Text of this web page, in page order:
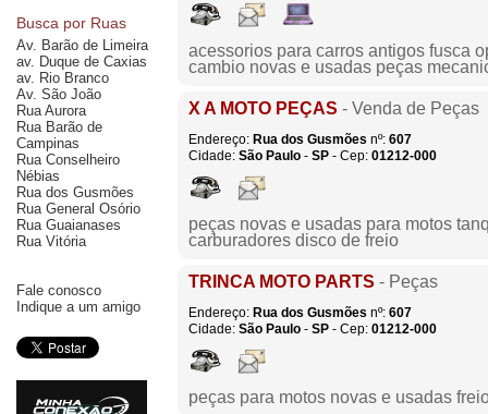
Busca por Ruas
Av. Barão de Limeira
av. Duque de Caxias
av. Rio Branco
Av. São João
Rua Aurora
Rua Barão de
Campinas
Rua Conselheiro
Nébias
Rua dos Gusmões
Rua General Osório
Rua Guaianases
Rua Vitória
Fale conosco
Indique a um amigo
acessorios para carros antigos fusca
cambio novas e usadas peças
X A MOTO PEÇAS - Venda de Peças
Endereço: Rua dos Gusmões nº: 607
Cidade: São Paulo - SP - Cep: 01212-000
peças novas e usadas para motos
carburadores disco de freio
TRINCA MOTO PARTS - Peças
Endereço: Rua dos Gusmões nº: 607
Cidade: São Paulo - SP - Cep: 01212-000
peças para motos novas e usadas